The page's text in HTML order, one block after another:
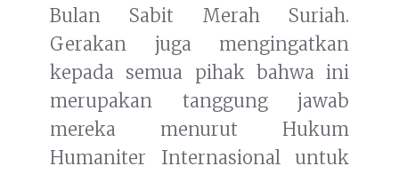
Bulan Sabit Merah Suriah.
Gerakan juga mengingatkan
kepada semua pihak bahwa ini
merupakan tanggung jawab
mereka menurut Hukum
Humaniter Internasional untuk